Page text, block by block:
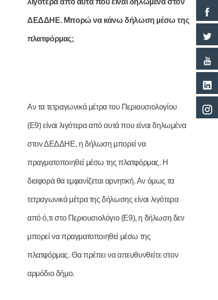
ΔΕΔΔΗΕ. Μπορώ να κάνω δήλωση µέσω της
πλατφόρµας;
Αν τα τετραγωνικά μέτρα του Περιουσιολογίου
(Ε9) είναι λιγότερα από αυτά που είναι δηλωμένα
στον ΔΕΔΔΗΕ, η δήλωση μπορεί να
πραγματοποιηθεί μέσω της πλατφόρμας. Η
διαφορά θα εμφανίζεται αρνητική. Αν όμως τα
τετραγωνικά μέτρα της δήλωσης είναι λιγότερα
από ό,τι στο Περιουσιολόγιο (Ε9), η δήλωση δεν
μπορεί να πραγματοποιηθεί μέσω της
πλατφόρμας. Θα πρέπει να απευθυνθείτε στον
αρμόδιο δήμο.